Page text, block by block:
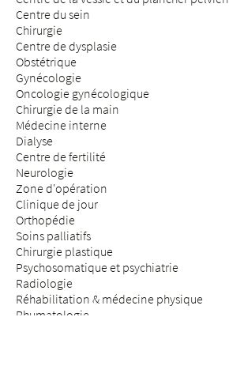
Centre du sein
Chirurgie
Centre de dysplasie
Obstétrique
Gynécologie
Oncologie gynécologique
Chirurgie de la main
Médecine interne
Dialyse
Centre de fertilité
Neurologie
Zone d'opération
Clinique de jour
Orthopédie
Soins palliatifs
Chirurgie plastique
Psychosomatique et psychiatrie
Radiologie
Réhabilitation & médecine physique
Rhumatologie